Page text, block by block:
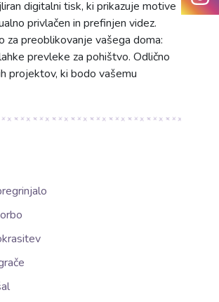
digitalni tisk, ki prikazuje motive
privlačen in prefinjen videz.
za preoblikovanje vašega doma:
prevleke za pohištvo. Odlično
projektov, ki bodo vašemu